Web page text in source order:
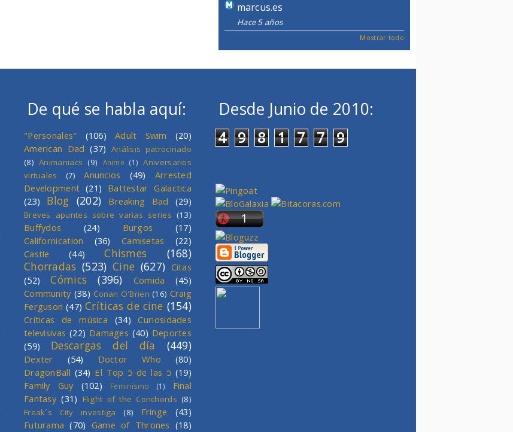
marcus.es
Hace 5 años
Mostrar todo
De qué se habla aquí:
"Personales" (106) Adult Swim
(20)
American Dad (37) Análisis patrocinado
(8) Animaniacs (9) Anime (1) Aniversarios
virtuales
(7) Anuncios (49)
Arrested
Development (21) Battestar Galactica
(23)
Blog (202) Breaking Bad (29)
Breves apuntes sobre varias series (13)
Buffydos (24) Burgos
(17)
Californication
(36) Camisetas
(22)
Castle
(44) Chismes
(168)
Chorradas (523) Cine (627) Citas
(52)
Cómics (396) Comida
(45)
Community (38) Conan O'Brien (16) Craig
Ferguson (47) Críticas de cine (154)
Críticas de música (34)
Curiosidades
televisivas (22) Damages (40) Deportes
(59)
Descargas del día (449)
Dexter (54) Doctor Who
(80)
DragonBall (34) El Top 5 de las 5 (19)
Family Guy
(102) Feminismo (1)
Final
Fantasy (31) Flight of the Conchords (8)
Freak´s City investiga
(8) Fringe
(43)
Futurama (70) Game of Thrones (18)
Desde Junio de 2010:
4 9 8 1 7 7 9